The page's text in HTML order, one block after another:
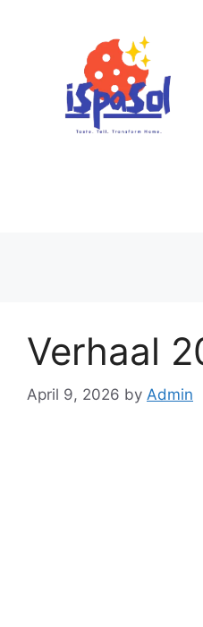
Verhaal
April 9, 2026 by Admin